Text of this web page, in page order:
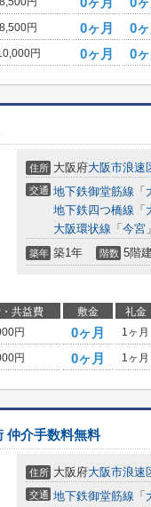
8,500円 0ヶ月 0ヶ
円 0ヶ月 0ヶ
住所 大阪府大阪市浪速
交通 地下鉄御堂筋線 「
地下鉄四つ橋線 「
大阪環状線 「 今宮
築年 築1年 階数 5階建
共益費 敷金 礼金
円 0ヶ月 1ヶ月
円 0ヶ月 1ヶ月
仲介手数料無料
住所 大阪府大阪市浪速
交通 地下鉄御堂筋線 「